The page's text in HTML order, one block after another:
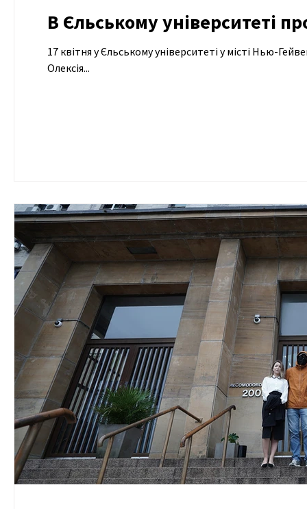
В Єльському університеті
17 квітня у Єльському університеті у місті Нью-
Олексія...